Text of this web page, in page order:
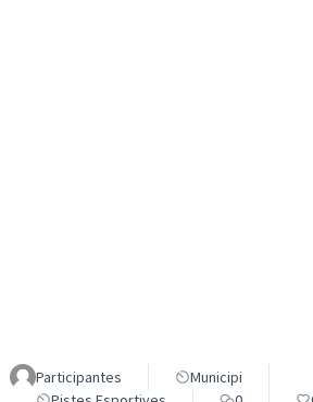
Participantes
Municipi